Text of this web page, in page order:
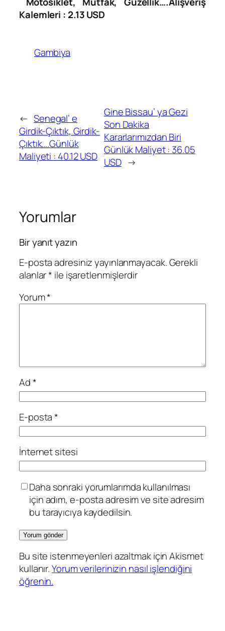
Kalemleri : 2.13 USD
Gambiya
← Senegal’ e
Girdik-Çıktık, Girdik-
Çıktık….Günlük
Maliyeti : 40.12 USD
Gine Bissau’ ya Gezi
Son Dakika
Kararlarımızdan Biri
Günlük Maliyet : 36.05
USD →
Yorumlar
Bir yanıt yazın
E-posta adresiniz yayınlanmayacak.Gerekli
alanlar* ile işaretlenmişlerdir
Yorum*
Ad*
E-posta*
İnternet sitesi
Daha sonraki yorumlarımda kullanılması
için adım, e-posta adresim ve site adresim
bu tarayıcıya kaydedilsin.
Bu site istenmeyenleri azaltmak için Akismet
kullanır.Yorum verilerinizin nasıl işlendiğini
öğrenin.